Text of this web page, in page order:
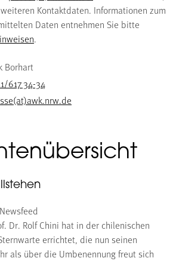
Kontaktdaten. Informationen zum
Daten entnehmen Sie bitte
.
Borhart
617 34-34
Dr. Rolf Chini hat in der chilenischen
errichtet, die nun seinen
als über die Umbenennung freut sich